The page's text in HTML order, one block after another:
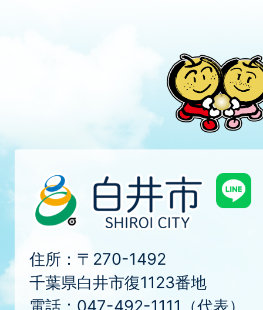
住所：〒270-1492
千葉県白井市復1123番地
電話：047-492-1111（代表）